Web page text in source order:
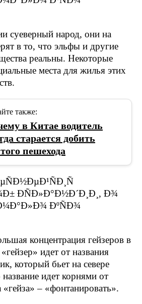
суеверный народ, они на
в то, что эльфы и другие
реальны. Некоторые
места для жилья этих
также:
в Китае водитель
старается добить
пешехода
концентрация гейзеров в
идет от названия
который бьет на севере
идет корнями от
«гейза» – «фонтанировать».